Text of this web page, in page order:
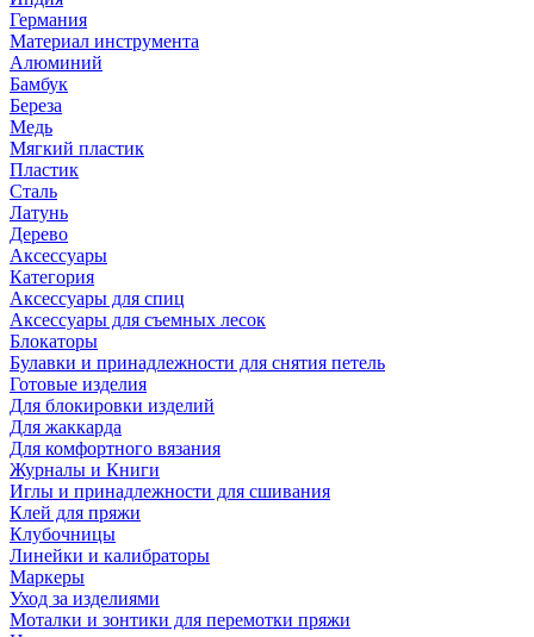
Германия
Материал инструмента
Алюминий
Бамбук
Береза
Медь
Мягкий пластик
Пластик
Сталь
Латунь
Дерево
Аксессуары
Категория
Аксессуары для спиц
Аксессуары для съемных лесок
Блокаторы
Булавки и принадлежности для снятия петель
Готовые изделия
Для блокировки изделий
Для жаккарда
Для комфортного вязания
Журналы и Книги
Иглы и принадлежности для сшивания
Клей для пряжи
Клубочницы
Линейки и калибраторы
Маркеры
Уход за изделиями
Моталки и зонтики для перемотки пряжи